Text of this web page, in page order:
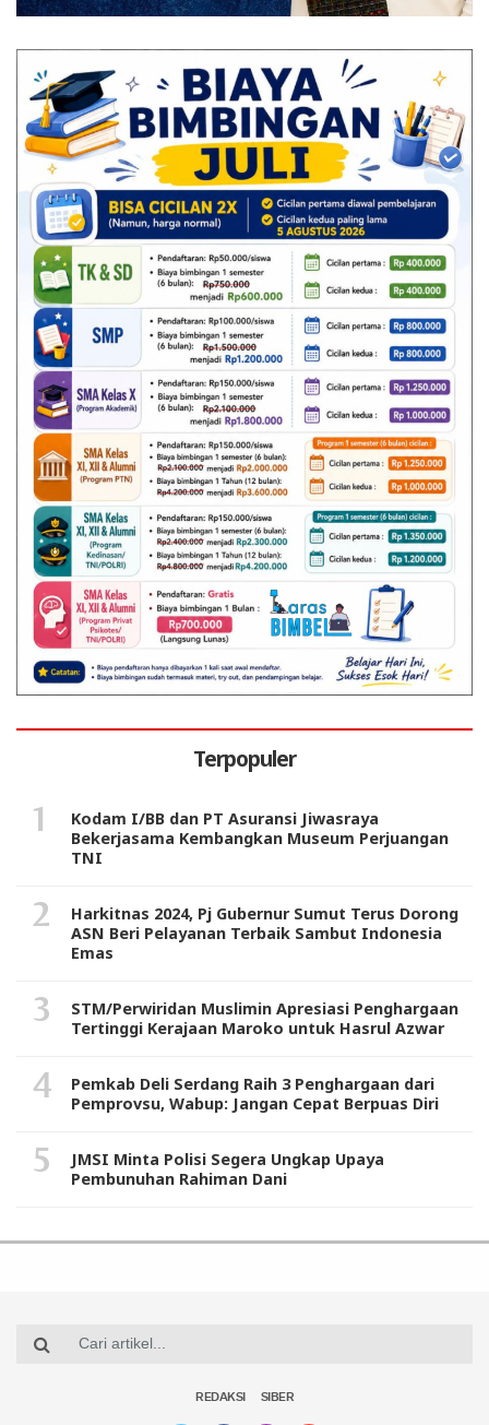
Terpopuler
Kodam I/BB dan PT Asuransi Jiwasraya
Bekerjasama Kembangkan Museum Perjuangan
TNI
Harkitnas 2024, Pj Gubernur Sumut Terus Dorong
ASN Beri Pelayanan Terbaik Sambut Indonesia
Emas
STM/Perwiridan Muslimin Apresiasi Penghargaan
Tertinggi Kerajaan Maroko untuk Hasrul Azwar
Pemkab Deli Serdang Raih 3 Penghargaan dari
Pemprovsu, Wabup: Jangan Cepat Berpuas Diri
JMSI Minta Polisi Segera Ungkap Upaya
Pembunuhan Rahiman Dani
REDAKSI SIBER